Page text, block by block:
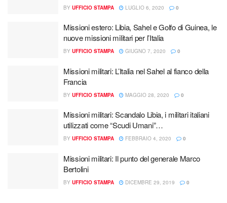
BY UFFICIO STAMPA LUGLIO 6, 2020 0
Missioni estero: Libia, Sahel e Golfo di Guinea, le
nuove missioni militari per l’Italia
BY UFFICIO STAMPA GIUGNO 7, 2020 0
Missioni militari: L’Italia nel Sahel al fianco della
Francia
BY UFFICIO STAMPA MAGGIO 28, 2020 0
Missioni militari: Scandalo Libia, i militari italiani
utilizzati come “Scudi Umani”…
BY UFFICIO STAMPA FEBBRAIO 4, 2020 0
Missioni militari: Il punto del generale Marco
Bertolini
BY UFFICIO STAMPA DICEMBRE 29, 2019 0